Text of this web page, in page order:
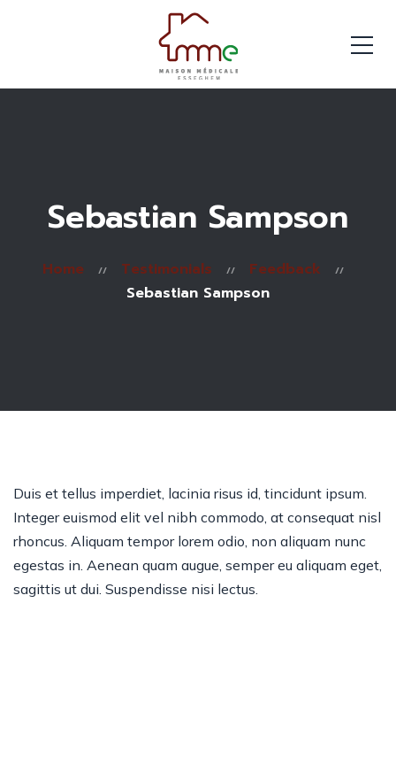
Sebastian Sampson
Home Testimonials
Feedback
Sebastian Sampson
Duis et tellus imperdiet, lacinia risus id, tincidunt ipsum.
Integer euismod elit vel nibh commodo, at consequat nisl
rhoncus. Aliquam tempor lorem odio, non aliquam nunc
egestas in. Aenean quam augue, semper eu aliquam eget,
sagittis ut dui. Suspendisse nisi lectus.